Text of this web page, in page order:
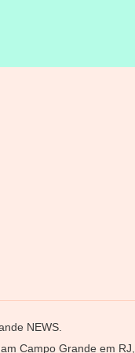
NEWS.
Campo Grande em